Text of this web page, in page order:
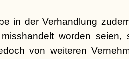
in der Verhandlung
worden seien,
von weiteren